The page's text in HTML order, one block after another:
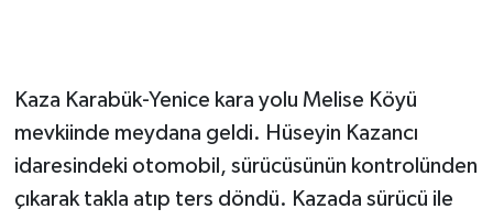
Kaza Karabük-Yenice kara yolu Melise Köyü
mevkiinde meydana geldi. Hüseyin Kazancı
idaresindeki otomobil, sürücüsünün kontrolünden
çıkarak takla atıp ters döndü. Kazada sürücü ile